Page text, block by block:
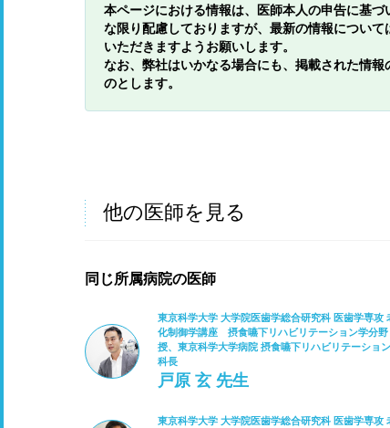
本ページにおける情報は、医師本人の申告に基
な限り配慮しておりますが、最新の情報につい
いただきますようお願いします。
なお、弊社はいかなる場合にも、掲載された情
のとします。
他の医師を見る
同じ所属病院の医師
東京科学大学 大学院医歯学総合研究科 医歯学専攻
化制御学講座 摂食嚥下リハビリテーション学分野
授、東京科学大学病院 摂食嚥下リハビリテーショ
科長
戸原 玄 先生
東京科学大学 大学院医歯学総合研究科 医歯学専攻